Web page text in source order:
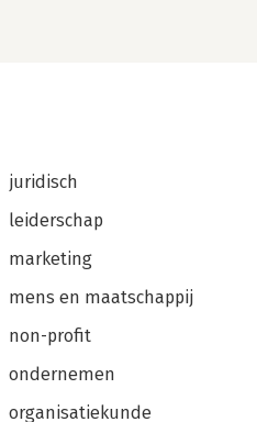
juridisch
leiderschap
marketing
mens en maatschappij
non-profit
ondernemen
organisatiekunde